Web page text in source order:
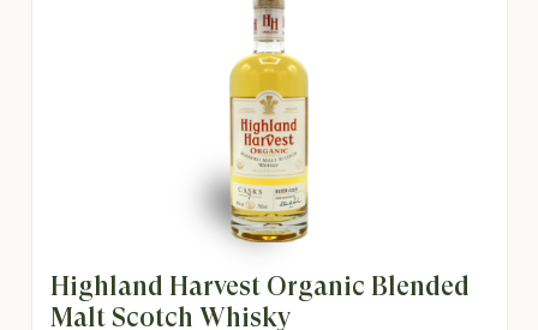
Highland Harvest Organic Blended
Malt Scotch Whisky